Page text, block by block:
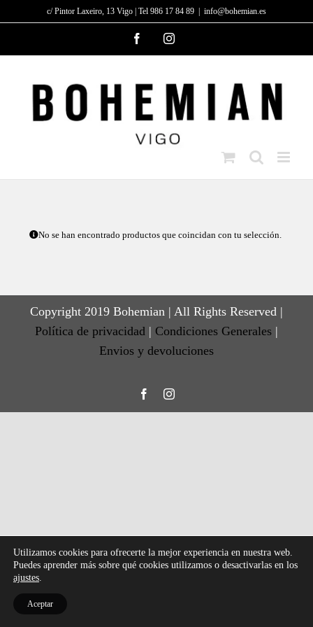
c/ Pintor Laxeiro, 13 Vigo | Tel 986 17 84 89 info@bohemian.es
FacebookInstagram
No se han encontrado productos que coincidan con tu selección.
Copyright 2019 Bohemian | All Rights Reserved |
Política de privacidad | Condiciones Generales |
Envios y devoluciones
FacebookInstagram
Utilizamos cookies para ofrecerte la mejor experiencia en nuestra web.
Puedes aprender más sobre qué cookies utilizamos o desactivarlas en los
ajustes.
Aceptar